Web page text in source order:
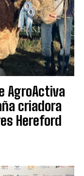
AgroActiva
criadora
Hereford